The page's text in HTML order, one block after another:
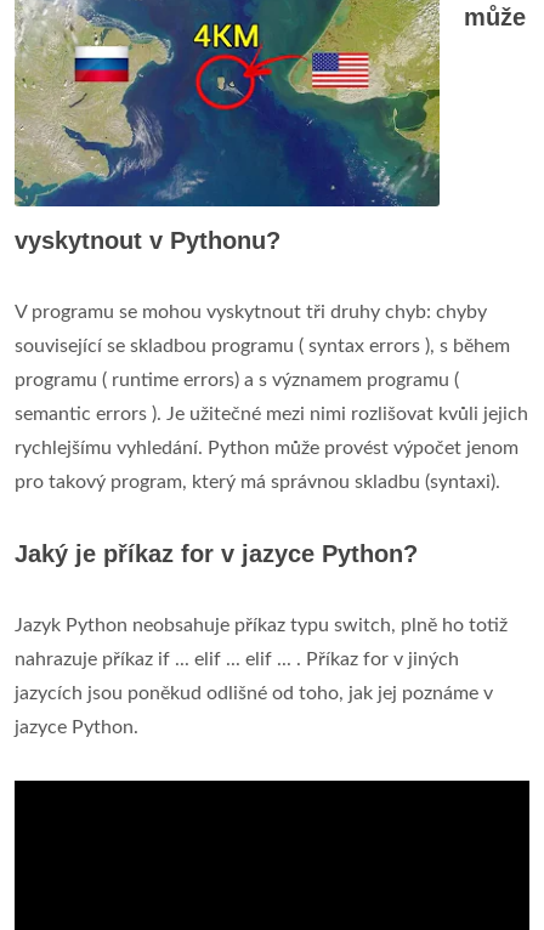
může
vyskytnout v Pythonu?
V programu se mohou vyskytnout tři druhy chyb: chyby
související se skladbou programu ( syntax errors ), s během
programu ( runtime errors) a s významem programu (
semantic errors ). Je užitečné mezi nimi rozlišovat kvůli jejich
rychlejšímu vyhledání. Python může provést výpočet jenom
pro takový program, který má správnou skladbu (syntaxi).
Jaký je příkaz for v jazyce Python?
Jazyk Python neobsahuje příkaz typu switch, plně ho totiž
nahrazuje příkaz if ... elif ... elif ... . Příkaz for v jiných
jazycích jsou poněkud odlišné od toho, jak jej poznáme v
jazyce Python.